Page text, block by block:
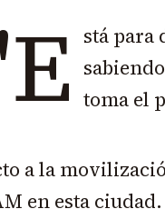
stá para
toma el
a la
en esta